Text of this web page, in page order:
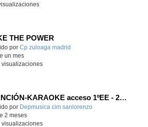
THE POWER
educativo.
por Cp zuloaga madrid
un mes
visualizaciones
CANCIÓN-KARAOKE acceso 1ºEE - 2026
educativo.
por Depmusica cim sanlorenzo-
2 meses
visualizaciones